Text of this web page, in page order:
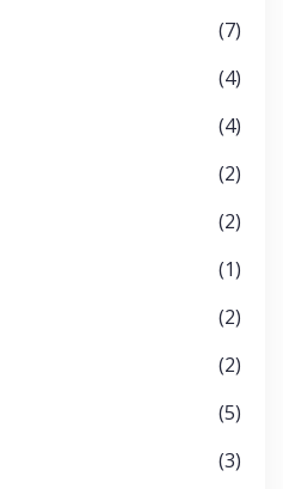
(7)
(4)
(4)
(2)
(2)
(1)
(2)
(2)
(5)
(3)